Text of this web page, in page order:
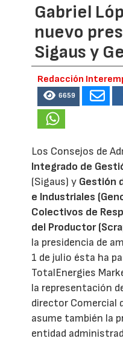
Gabriel
nuevo
Sigaus y
Redacción
6659
Los Consejos de
Integrado de
(Sigaus) y Gestión
e Industriales
Colectivos de
del Productor
la presidencia de
1 de julio ésta ha
TotalEnergies
la representación
director Comercial
asume también la
entidad